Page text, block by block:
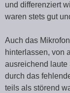
und differenziert
waren stets gut
Auch das
hinterlassen, von
ausreichend laute
durch das
teils als störend